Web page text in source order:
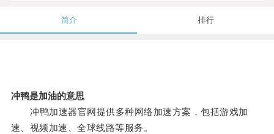
简介 排行
冲鸭是加油的意思
冲鸭加速器官网提供多种网络加速方案，包括游戏加
速、视频加速、全球线路等服务。